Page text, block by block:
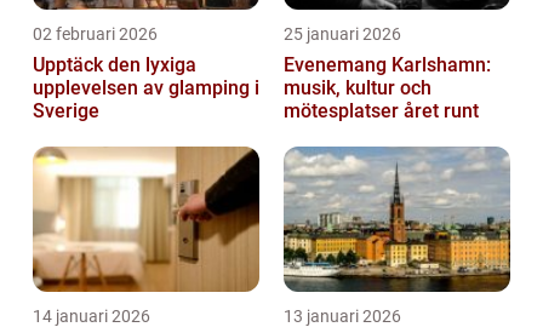
02 februari 2026
Upptäck den lyxiga
upplevelsen av glamping i
Sverige
25 januari 2026
Evenemang Karlshamn:
musik, kultur och
mötesplatser året runt
14 januari 2026 13 januari 2026